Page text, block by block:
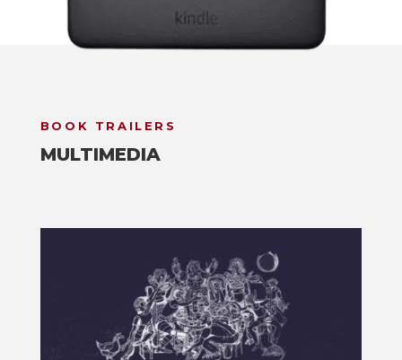
BOOK TRAILERS
MULTIMEDIA